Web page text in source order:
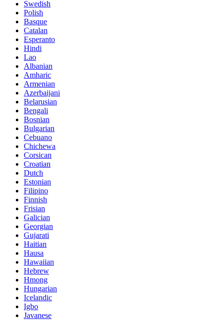
Swedish
Polish
Basque
Catalan
Esperanto
Hindi
Lao
Albanian
Amharic
Armenian
Azerbaijani
Belarusian
Bengali
Bosnian
Bulgarian
Cebuano
Chichewa
Corsican
Croatian
Dutch
Estonian
Filipino
Finnish
Frisian
Galician
Georgian
Gujarati
Haitian
Hausa
Hawaiian
Hebrew
Hmong
Hungarian
Icelandic
Igbo
Javanese